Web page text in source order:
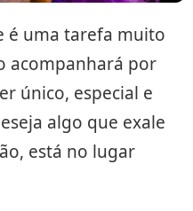
é uma tarefa muito
acompanhará por
único, especial e
algo que exale
está no lugar